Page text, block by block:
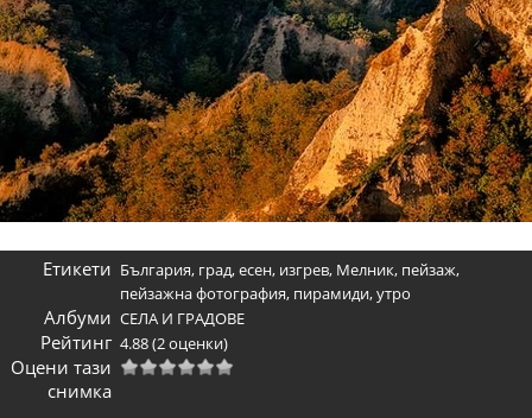
Етикети България, град,есен, изгрев, Мелник, пейзаж,
пейзажна фотография, пирамиди,утро
Албуми СЕЛА И ГРАДОВЕ
Рейтинг 4.88(2 оценки)
Оцени тази
снимка